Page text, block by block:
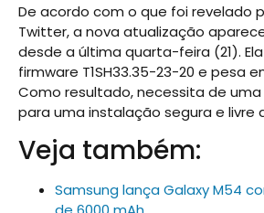
De acordo com o que foi revelado
Twitter, a nova atualização
desde a última quarta-feira (21).
firmware T1SH33.35-23-20 e pesa
Como resultado, necessita de
para uma instalação segura e livre
Veja também:
Samsung lança Galaxy M54